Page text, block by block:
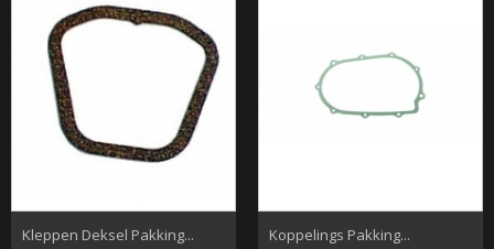
Kleppen Deksel Pakking... Koppelings Pakking...